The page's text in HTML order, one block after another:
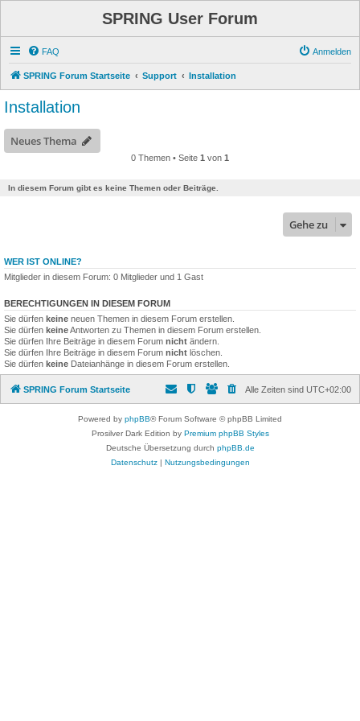
SPRING User Forum
FAQ Anmelden
SPRING Forum Startseite Support Installation
Installation
Neues Thema
0 Themen • Seite 1 von 1
In diesem Forum gibt es keine Themen oder Beiträge.
Gehe zu
WER IST ONLINE?
Mitglieder in diesem Forum: 0 Mitglieder und 1 Gast
BERECHTIGUNGEN IN DIESEM FORUM
Sie dürfen keine neuen Themen in diesem Forum erstellen.
Sie dürfen keineAntworten zu Themen in diesem Forum erstellen.
Sie dürfen Ihre Beiträge in diesem Forum nicht ändern.
Sie dürfen Ihre Beiträge in diesem Forum nicht löschen.
Sie dürfen keine Dateianhänge in diesem Forum erstellen.
SPRING Forum Startseite Alle Zeiten sind UTC+02:00
Powered by phpBB® Forum Software © phpBB Limited
Prosilver Dark Edition by Premium phpBB Styles
Deutsche Übersetzung durch phpBB.de
Datenschutz| Nutzungsbedingungen